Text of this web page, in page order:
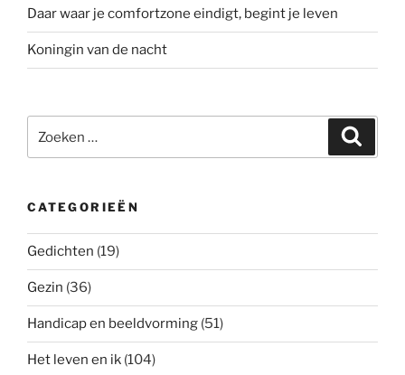
Daar waar je comfortzone eindigt, begint je leven
Koningin van de nacht
naar:
CATEGORIEËN
Gedichten (19)
Gezin (36)
Handicap en beeldvorming (51)
Het leven en ik (104)